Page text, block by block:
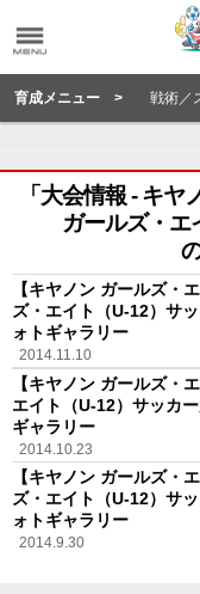
育成メニュー > 戦術／
「大会情報 - キ
ガールズ・エ
【キヤノン ガールズ・
ズ・エイト（U-12）サ
ォトギャラリー
2014.11.10
【キヤノン ガールズ・
エイト（U-12）サッカ
ギャラリー
2014.10.23
【キヤノン ガールズ・
ズ・エイト（U-12）サ
ォトギャラリー
2014.9.30